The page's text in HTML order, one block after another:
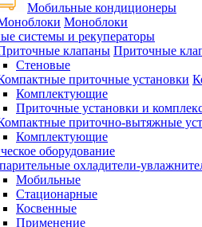
Мобильные кондиционеры
Моноблоки
системы и рекуператоры
Приточные
Стеновые
Комплектующие
Приточные установки и
Комплектующие
оборудование
охладители-
Мобильные
Стационарные
Косвенные
Применение